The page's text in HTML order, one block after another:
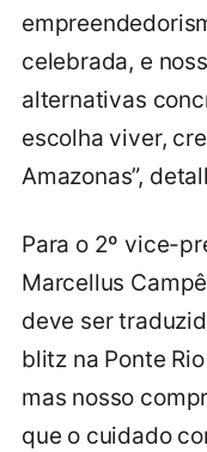
celebrada, e
alternativas
escolha viver,
Amazonas”,
Para o 2º vice-
Marcellus
deve ser
blitz na Ponte
mas nosso
que o cuidado